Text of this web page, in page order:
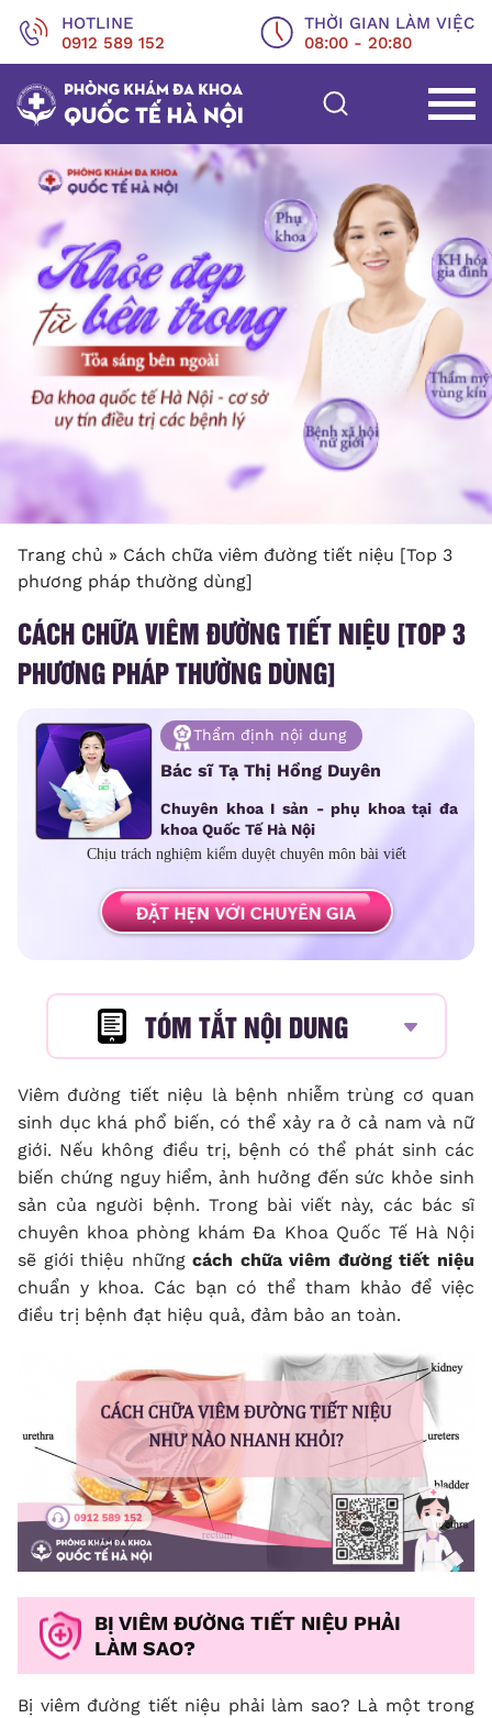
HOTLINE
0912 589 152
THỜI GIAN LÀM VIỆC
08:00 - 20:80
Trang chủ » Cách chữa viêm đường tiết niệu [Top 3
phương pháp thường dùng]
CÁCH CHỮA VIÊM ĐƯỜNG TIẾT NIỆU [TOP 3
PHƯƠNG PHÁP THƯỜNG DÙNG]
Thẩm định nội dung
Bác sĩ Tạ Thị Hồng Duyên
Chuyên khoa I sản - phụ khoa tại đa
khoa Quốc Tế Hà Nội
Chịu trách nghiệm kiểm duyệt chuyên môn bài viết
TÓM TẮT NỘI DUNG
Viêm đường tiết niệu là bệnh nhiễm trùng cơ quan
sinh dục khá phổ biến, có thể xảy ra ở cả nam và nữ
giới. Nếu không điều trị, bệnh có thể phát sinh các
biến chứng nguy hiểm, ảnh hưởng đến sức khỏe sinh
sản của người bệnh. Trong bài viết này, các bác sĩ
chuyên khoa phòng khám Đa Khoa Quốc Tế Hà Nội
sẽ giới thiệu nhữngcách chữa viêm đường tiết niệu
chuẩn y khoa. Các bạn có thể tham khảo để việc
điều trị bệnh đạt hiệu quả, đảm bảo an toàn.
BỊ VIÊM ĐƯỜNG TIẾT NIỆU PHẢI
LÀM SAO?
Bị viêm đường tiết niệu phải làm sao? Là một trong